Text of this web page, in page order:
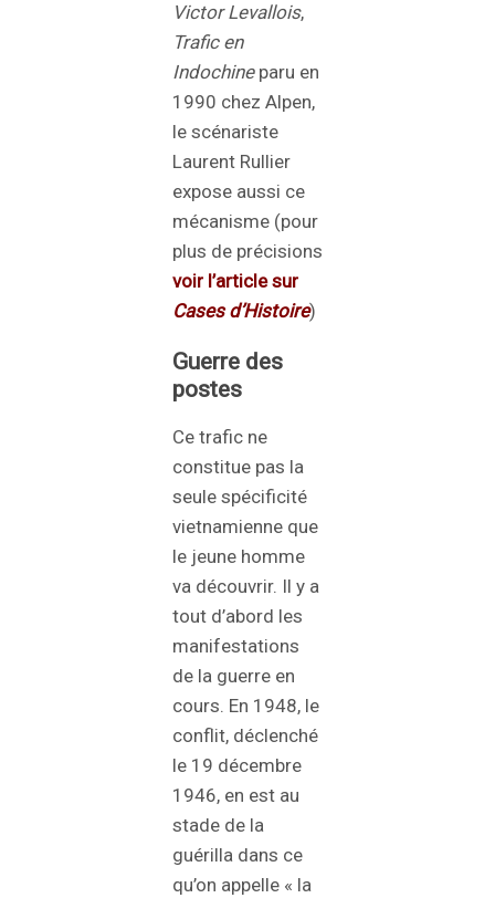
Victor Levallois,
Trafic en
Indochineparu en
1990 chez Alpen,
le scénariste
Laurent Rullier
expose aussi ce
mécanisme (pour
plus de précisions
voir l’article sur
Cases d’Histoire)
Guerre des
postes
Ce trafic ne
constitue pas la
seule spécificité
vietnamienne que
le jeune homme
va découvrir. Il y a
tout d’abord les
manifestations
de la guerre en
cours. En 1948, le
conflit, déclenché
le 19 décembre
1946, en est au
stade de la
guérilla dans ce
qu’on appelle « la